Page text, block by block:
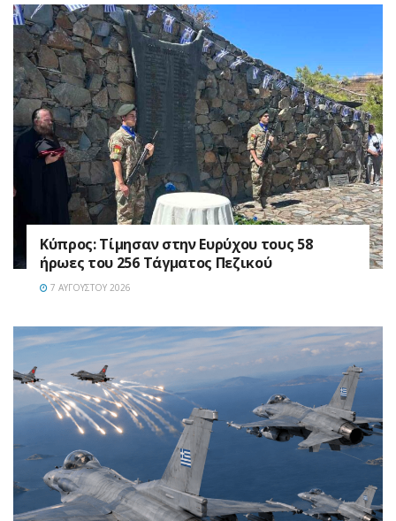
Κύπρος: Τίμησαν στην Ευρύχου τους 58
ήρωες του 256 Τάγματος Πεζικού
7 ΑΥΓΟΎΣΤΟΥ 2026